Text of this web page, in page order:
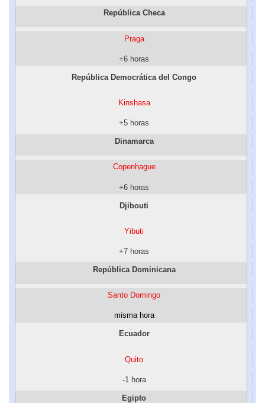
República Checa
Praga
+6 horas
República Democrática del Congo
Kinshasa
+5 horas
Dinamarca
Copenhague
+6 horas
Djibouti
Yibuti
+7 horas
República Dominicana
Santo Domingo
misma hora
Ecuador
Quito
-1 hora
Egipto